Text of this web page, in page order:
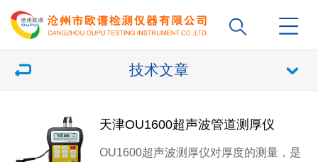
技术文章
天津OU1600超声波管道测厚仪
OU1600超声波测厚仪对厚度的测量，是